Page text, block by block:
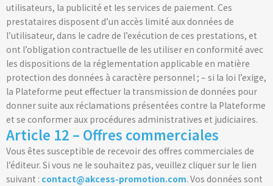
utilisateurs, la publicité et les services de paiement. Ces
prestataires disposent d’un accès limité aux données de
l’utilisateur, dans le cadre de l’exécution de ces prestations, et
ont l’obligation contractuelle de les utiliser en conformité avec
les dispositions de la réglementation applicable en matière
protection des données à caractère personnel ; – si la loi l’exige,
la Plateforme peut effectuer la transmission de données pour
donner suite aux réclamations présentées contre la Plateforme
et se conformer aux procédures administratives et judiciaires.
Article 12 – Offres commerciales
Vous êtes susceptible de recevoir des offres commerciales de
l’éditeur. Si vous ne le souhaitez pas, veuillez cliquer sur le lien
suivant : contact@akcess-promotion.com. Vos données sont